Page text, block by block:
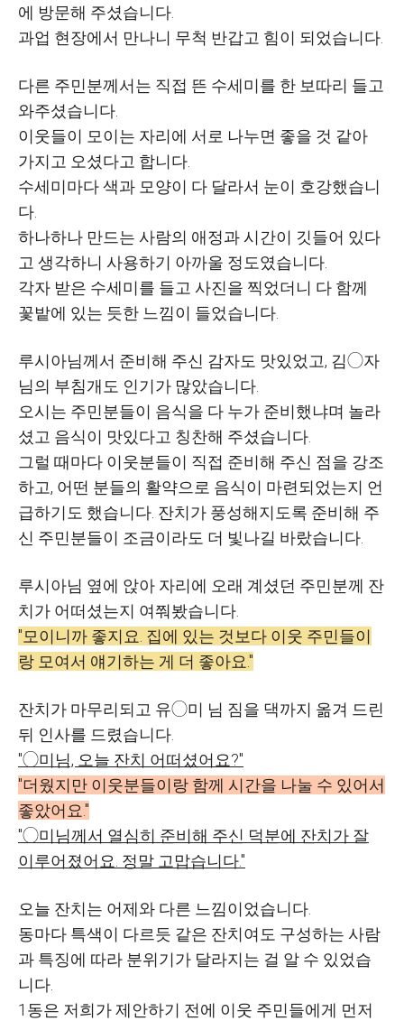
에 방문해 주셨습니다.
과업 현장에서 만나니 무척 반갑고 힘이 되었습니다.
다른 주민분께서는 직접 뜬 수세미를 한 보따리 들고
와주셨습니다.
이웃들이 모이는 자리에 서로 나누면 좋을 것 같아
가지고 오셨다고 합니다.
수세미마다 색과 모양이 다 달라서 눈이 호강했습니
다.
하나하나 만드는 사람의 애정과 시간이 깃들어 있다
고 생각하니 사용하기 아까울 정도였습니다.
각자 받은 수세미를 들고 사진을 찍었더니 다 함께
꽃밭에 있는 듯한 느낌이 들었습니다.
루시아님께서 준비해 주신 감자도 맛있었고, 김◯자
님의 부침개도 인기가 많았습니다.
오시는 주민분들이 음식을 다 누가 준비했냐며 놀라
셨고 음식이 맛있다고 칭찬해 주셨습니다.
그럴 때마다 이웃분들이 직접 준비해 주신 점을 강조
하고, 어떤 분들의 활약으로 음식이 마련되었는지 언
급하기도 했습니다. 잔치가 풍성해지도록 준비해 주
신 주민분들이 조금이라도 더 빛나길 바랐습니다.
루시아님 옆에 앉아 자리에 오래 계셨던 주민분께 잔
치가 어떠셨는지 여쭤봤습니다.
"모이니까 좋지요. 집에 있는 것보다 이웃 주민들이
랑 모여서 얘기하는 게 더 좋아요."
잔치가 마무리되고 유◯미 님 짐을 댁까지 옮겨 드린
뒤 인사를 드렸습니다.
"◯미님, 오늘 잔치 어떠셨어요?"
"더웠지만 이웃분들이랑 함께 시간을 나눌 수 있어서
좋았어요."
"◯미님께서 열심히 준비해 주신 덕분에 잔치가 잘
이루어졌어요. 정말 고맙습니다."
오늘 잔치는 어제와 다른 느낌이었습니다.
동마다 특색이 다르듯 같은 잔치여도 구성하는 사람
과 특징에 따라 분위기가 달라지는 걸 알 수 있었습
니다.
1동은 저희가 제안하기 전에 이웃 주민들에게 먼저